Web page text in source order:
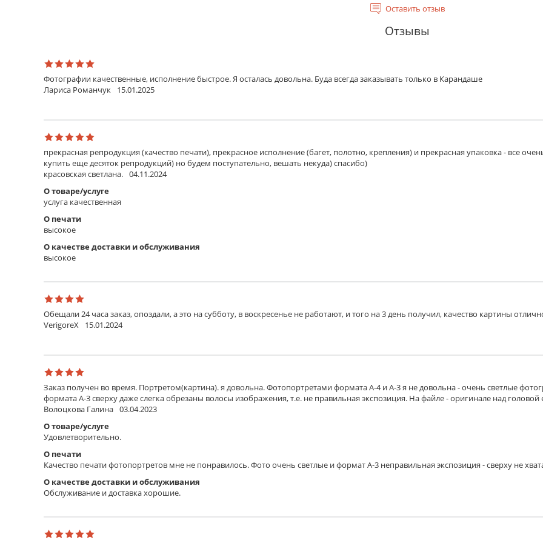
выполняется по периметру двухсторонней клеевой лентой, которая не видна с лицевой стороны. Если опция
Параметры обрезки
Обрезка в размер
Обрезка материала выполняется с полями по 5 см с каждой из сторон. Поля могут использоваться, например,
Обрезка с полями 10 см
Обрезка материала выполняется с полями по 10 см с каждой из сторон. Поля могут использоваться,
Стекло
Оргстекло
Прозрачный пластик, материал менее хрупкий, чем стекло. Рамка с оргстеклом может быть доставлена
Стекло обычное
Стандартное стекло, подходит для всех видов работ. Толщина 2 мм.
Стекло музейноe
Невидимое стекло с УФ-фильтром, оберегает картину от воздействия дневного света. Толщина 2 мм.
Ламинирование
Покрытие прозрачной пленкой. Защищает от внешних воздействий, придает презентабельный вид.
Основание
Пенокартон 10 мм
Легкая и прочная сэндвич-панель из вспененного полиуретана, покрытая с обеих сторон белым картоном. На
самоклеящейся пленке.
Пластик 4 мм
Легкий и прочный материал, используется как в помещении, так и на улице. На пластик наклеивается
Без крепления
Оставить отзыв
Отзывы
Фотографии качественные, исполнение быстрое. Я осталась довольна. Буда всегда заказывать только в Карандаше
Лариса Романчук
15.01.2025
прекрасная репродукция (качество печати), прекрасное исполнение (багет, полотно, крепления) и прекрасная упаковка - все
купить еще десяток репродукций) но будем поступательно, вешать некуда) спасибо)
красовская светлана. 04.11.2024
О товаре/услуге
услуга качественная
О печати
высокое
О качестве доставки и обслуживания
высокое
Обещали 24 часа заказ, опоздали, а это на субботу, в воскресенье не работают, и того на 3 день получил, качество картины
VerigoreX
15.01.2024
Заказ получен во время. Портретом(картина). я довольна. Фотопортретами формата А-4 и А-3 я не довольна - очень светлые
формата А-3 сверху даже слегка обрезаны волосы изображения, т.е. не правильная экспозиция. На файле - оригинале над
Волоцкова Галина 03.04.2023
О товаре/услуге
Удовлетворительно.
О печати
Качество печати фотопортретов мне не понравилось. Фото очень светлые и формат А-3 неправильная экспозиция - сверху не
О качестве доставки и обслуживания
Обслуживание и доставка хорошие.